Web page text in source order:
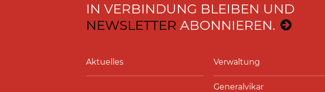
IN VERBINDUNG BLEIBEN UND
NEWSLETTER ABONNIEREN.
Aktuelles Verwaltung
Generalvikar